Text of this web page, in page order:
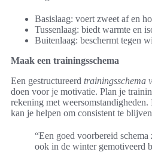
Basislaag: voert zweet af en
Tussenlaag: biedt warmte en
Buitenlaag: beschermt tegen
Maak een trainingsschema
Een gestructureerd trainingsschema
doen voor je motivatie. Plan je
rekening met
kan je helpen om consistent te
“Een goed voorbereid
ook in de winter gemotiveerd